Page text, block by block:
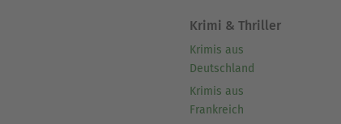
Krimi & Thriller
Krimis aus
Deutschland
Krimis aus
Frankreich